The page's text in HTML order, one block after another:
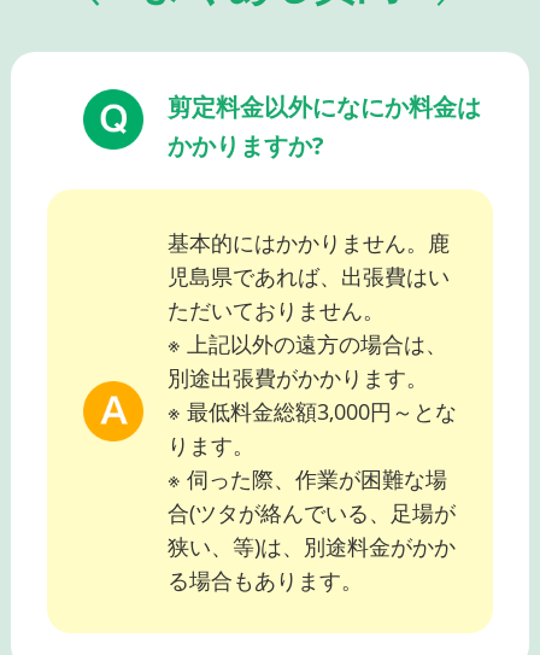
剪定料金以外になにか料金は
かかりますか?
基本的にはかかりません。鹿
児島県であれば、出張費はい
ただいておりません。
※ 上記以外の遠方の場合は、
別途出張費がかかります。
※ 最低料金総額3,000円～とな
ります。
※ 伺った際、作業が困難な場
合(ツタが絡んでいる、足場が
狭い、等)は、別途料金がかか
る場合もあります。